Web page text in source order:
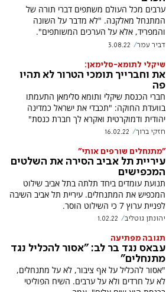
ערבים מכל העולם משתפים דברי תורה של
המתנחל מאלקנה. "לא מדבר על השונה
והמפריד, אלא על הערכים המשותפים".
דביר עמר 3.08.22
שיקלי לתומא-סלימאן:
את וחברייך תומכי הטרור לא תהיו
פה
חברי הכנסת שיקלי ותומא סלימאן התעמתו
בוועדת החוקה: "תכבדי את ישראל כמדינה
יהודית ודמוקרטית ואקרא לך חברת כנסת"
חזקי ברוך 16.02.22
"מתנחלים שורפים אותי"
עיריית תל אביב הסירה את השלטים
המכפישים
תנועת עומדים ביחד תלתה בתל אביב שילוט
המכפיש את המתנחלים. עיריית תל אביב השיבה
לפניית ערוץ 7 כי השילוט הוסר.
יהונתן גוטליב 1.02.22
תגובה מפתיעה
עבאס נגד בר לב: "אסור להכליל נגד
מתנחלים"
"אסור להכליל על אף ציבור, לא על מתנחלים,
לא על חרדים ולא על ערבים. השיח הפוליטי